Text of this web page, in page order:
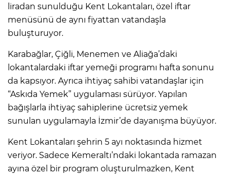
liradan sunulduğu Kent Lokantaları, özel iftar
menüsünü de aynı fiyattan vatandaşla
buluşturuyor.
Karabağlar, Çiğli, Menemen ve Aliağa’daki
lokantalardaki iftar yemeği programı hafta sonunu
da kapsıyor. Ayrıca ihtiyaç sahibi vatandaşlar için
“Askıda Yemek” uygulaması sürüyor. Yapılan
bağışlarla ihtiyaç sahiplerine ücretsiz yemek
sunulan uygulamayla İzmir’de dayanışma büyüyor.
Kent Lokantaları şehrin 5 ayı noktasında hizmet
veriyor. Sadece Kemeraltı’ndaki lokantada ramazan
ayına özel bir program oluşturulmazken, Kent